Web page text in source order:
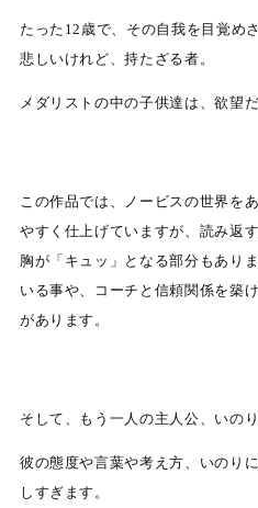
たった12歳で、その自我を目覚め
悲しいけれど、持たざる者。
メダリストの中の子供達は、欲望
この作品では、ノービスの世界を
やすく仕上げていますが、読み返
胸が「キュッ」となる部分もあり
いる事や、コーチと信頼関係を築
があります。
そして、もう一人の主人公、いの
彼の態度や言葉や考え方、いのり
しすぎます。